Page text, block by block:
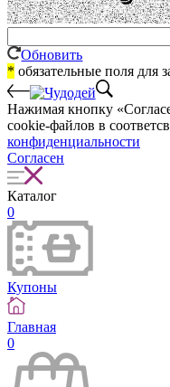
Обновить
* обязательные поля для
Нажимая кнопку
cookie-файлов в
конфиденциальности
Согласен
Каталог
0
Купоны
Главная
0